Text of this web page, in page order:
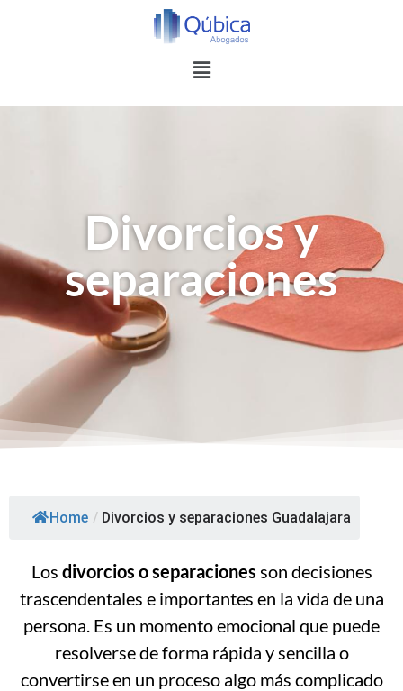
Divorcios y
separaciones
Home / Divorcios y separaciones Guadalajara
Los divorcios o separaciones son decisiones
trascendentales e importantes en la vida de una
persona. Es un momento emocional que puede
resolverse de forma rápida y sencilla o
convertirse en un proceso algo más complicado